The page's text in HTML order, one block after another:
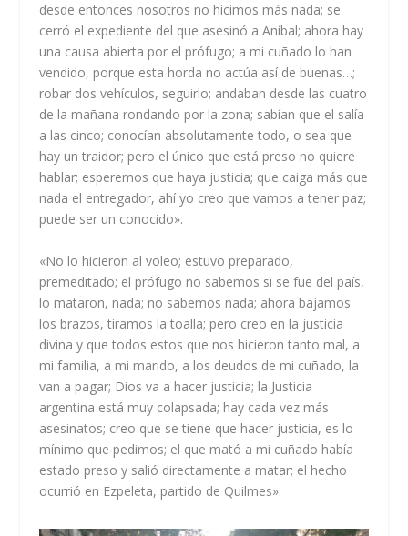
desde entonces nosotros no hicimos más nada; se
cerró el expediente del que asesinó a Aníbal; ahora hay
una causa abierta por el prófugo; a mi cuñado lo han
vendido, porque esta horda no actúa así de buenas…;
robar dos vehículos, seguirlo; andaban desde las cuatro
de la mañana rondando por la zona; sabían que el salía
a las cinco; conocían absolutamente todo, o sea que
hay un traidor; pero el único que está preso no quiere
hablar; esperemos que haya justicia; que caiga más que
nada el entregador, ahí yo creo que vamos a tener paz;
puede ser un conocido».
«No lo hicieron al voleo; estuvo preparado,
premeditado; el prófugo no sabemos si se fue del país,
lo mataron, nada; no sabemos nada; ahora bajamos
los brazos, tiramos la toalla; pero creo en la justicia
divina y que todos estos que nos hicieron tanto mal, a
mi familia, a mi marido, a los deudos de mi cuñado, la
van a pagar; Dios va a hacer justicia; la Justicia
argentina está muy colapsada; hay cada vez más
asesinatos; creo que se tiene que hacer justicia, es lo
mínimo que pedimos; el que mató a mi cuñado había
estado preso y salió directamente a matar; el hecho
ocurrió en Ezpeleta, partido de Quilmes».